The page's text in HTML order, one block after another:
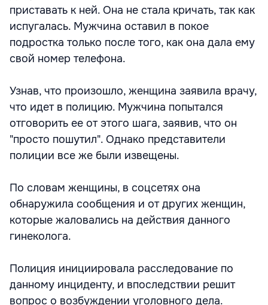
приставать к ней. Она не стала кричать, так как
испугалась. Мужчина оставил в покое
подростка только после того, как она дала ему
свой номер телефона.
Узнав, что произошло, женщина заявила врачу,
что идет в полицию. Мужчина попытался
отговорить ее от этого шага, заявив, что он
"просто пошутил". Однако представители
полиции все же были извещены.
По словам женщины, в соцсетях она
обнаружила сообщения и от других женщин,
которые жаловались на действия данного
гинеколога.
Полиция инициировала расследование по
данному инциденту, и впоследствии решит
вопрос о возбуждении уголовного дела.